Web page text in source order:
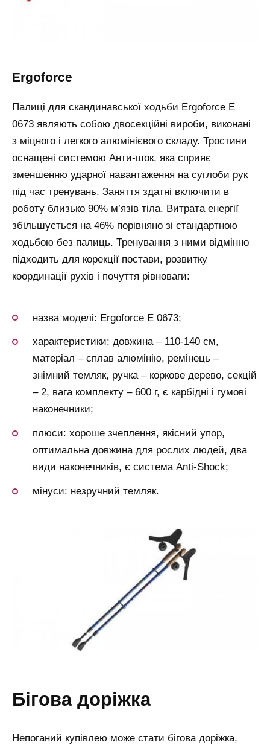
ergoforce
Палиці для скандинавської ходьби Ergoforce Е
0673 являють собою двосекційні вироби, виконані
з міцного і легкого алюмінієвого складу. Тростини
оснащені системою Анти-шок, яка сприяє
зменшенню ударної навантаження на суглоби рук
під час тренувань. Заняття здатні включити в
роботу близько 90% м’язів тіла. Витрата енергії
збільшується на 46% порівняно зі стандартною
ходьбою без палиць. Тренування з ними відмінно
підходить для корекції постави, розвитку
координації рухів і почуття рівноваги:
назва моделі: Ergoforce Е 0673;
характеристики: довжина – 110-140 см,
матеріал – сплав алюмінію, ремінець –
знімний темляк, ручка – коркове дерево, секцій
– 2, вага комплекту – 600 г, є карбідні і гумові
наконечники;
плюси: хороше зчеплення, якісний упор,
оптимальна довжина для рослих людей, два
види наконечників, є система Anti-Shock;
мінуси: незручний темляк.
бігова доріжка
Непоганий купівлею може стати бігова доріжка,